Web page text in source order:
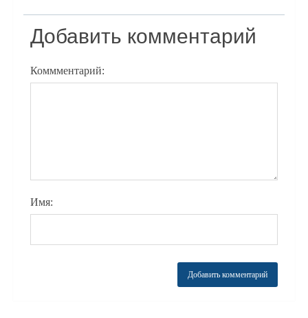
Добавить комментарий
Коммментарий:
Имя: